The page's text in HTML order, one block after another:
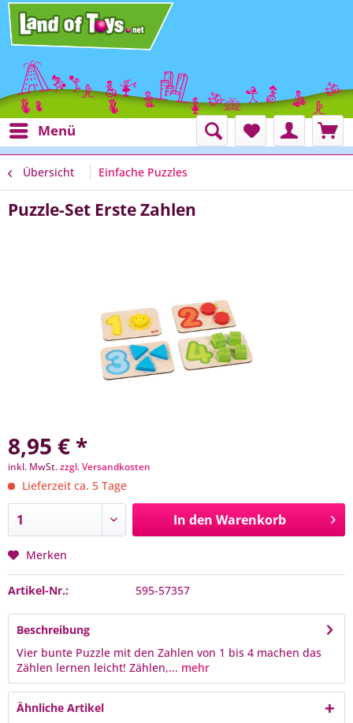
Menü
Übersicht Einfache Puzzles
Puzzle-Set Erste Zahlen
8,95 € *
inkl. MwSt.zzgl. Versandkosten
Lieferzeit ca. 5 Tage
In den Warenkorb
Merken
Artikel-Nr.: 595-57357
Beschreibung
Vier bunte Puzzle mit den Zahlen von 1 bis 4 machen das
Zählen lernen leicht! Zählen,... mehr
Ähnliche Artikel